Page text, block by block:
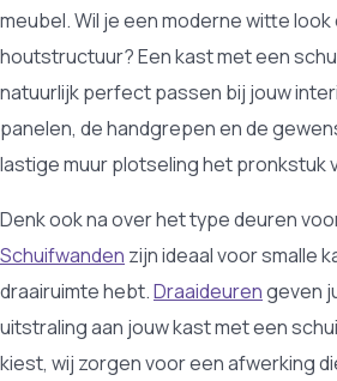
meubel. Wil je een moderne witte
houtstructuur? Een kast met een
natuurlijk perfect passen bij jouw
panelen, de handgrepen en de
lastige muur plotseling het pronkstuk
Denk ook na over het type deuren
Schuifwanden zijn ideaal voor smalle
draairuimte hebt.Draaideurengeven
uitstraling aan jouw kast met een
kiest, wij zorgen voor een afwerking